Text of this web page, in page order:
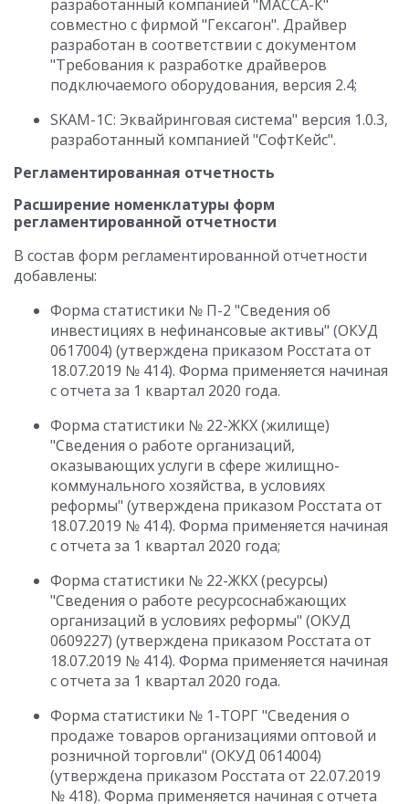
разработанный компанией "МАССА-К"
совместно с фирмой "Гексагон". Драйвер
разработан в соответствии с документом
"Требования к разработке драйверов
подключаемого оборудования, версия 2.4;
SKAM-1C: Эквайринговая система" версия 1.0.3,
разработанный компанией "СофтКейс".
Регламентированная отчетность
Расширение номенклатуры форм
регламентированной отчетности
В состав форм регламентированной отчетности
добавлены:
Форма статистики № П-2 "Сведения об
инвестициях в нефинансовые активы" (ОКУД
0617004) (утверждена приказом Росстата от
18.07.2019 № 414). Форма применяется начиная
с отчета за 1 квартал 2020 года.
Форма статистики № 22-ЖКХ (жилище)
"Сведения о работе организаций,
оказывающих услуги в сфере жилищно-
коммунального хозяйства, в условиях
реформы" (утверждена приказом Росстата от
18.07.2019 № 414). Форма применяется начиная
с отчета за 1 квартал 2020 года;
Форма статистики № 22-ЖКХ (ресурсы)
"Сведения о работе ресурсоснабжающих
организаций в условиях реформы" (ОКУД
0609227) (утверждена приказом Росстата от
18.07.2019 № 414). Форма применяется начиная
с отчета за 1 квартал 2020 года.
Форма статистики № 1-ТОРГ "Сведения о
продаже товаров организациями оптовой и
розничной торговли" (ОКУД 0614004)
(утверждена приказом Росстата от 22.07.2019
№ 418). Форма применяется начиная с отчета